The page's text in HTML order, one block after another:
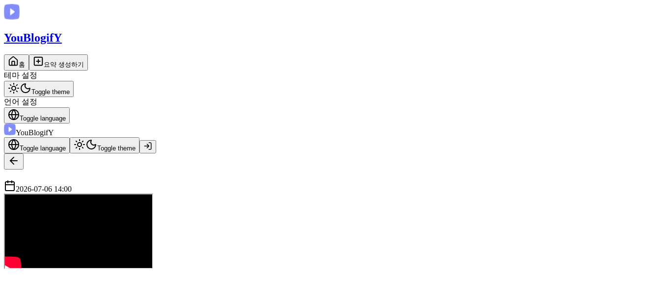
YouBlogifY
홈 요약 생성하기
테마 설정
Toggle theme
언어 설정
Toggle language
YouBlogifY
Toggle language Toggle theme
2026-07-06 14:00